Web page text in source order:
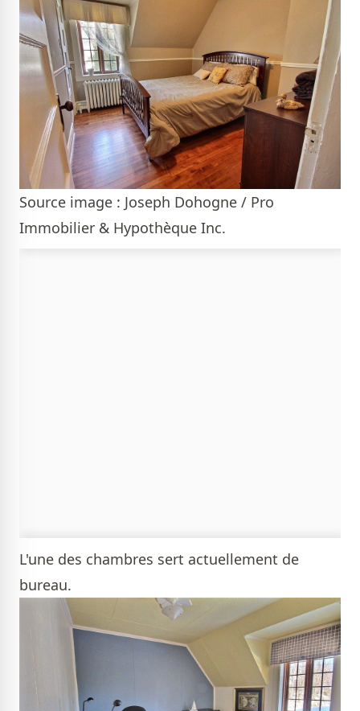
Source image : Joseph Dohogne / Pro
Immobilier & Hypothèque Inc.
L'une des chambres sert actuellement de
bureau.